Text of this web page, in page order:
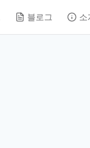
블로그 소